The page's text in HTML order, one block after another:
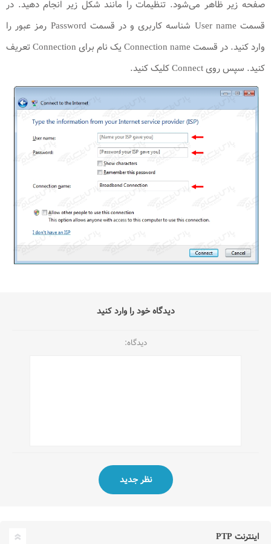
صفحه زیر ظاهر می‌شود. تنظیمات را مانند شکل زیر انجام دهید. در
قسمت User name شناسه کاربری و در قسمت Password رمز عبور را
وارد کنید. در قسمت Connection name یک نام برای Connection تعریف
کنید. سپس روی Connect کلیک کنید.
دیدگاه خود را وارد کنید
دیدگاه:
اینترنت PTP